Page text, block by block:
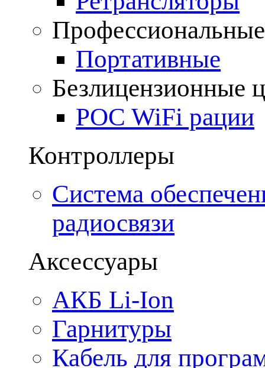
Портативные
Безлицензионные
POC WiFi рации
Контроллеры
Система
радиосвязи
Аксессуары
АКБ Li-Ion
Гарнитуры
Кабель для